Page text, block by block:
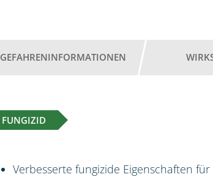
GEFAHRENINFORMATIONEN
FUNGIZID
Verbesserte fungizide Eigenschaften